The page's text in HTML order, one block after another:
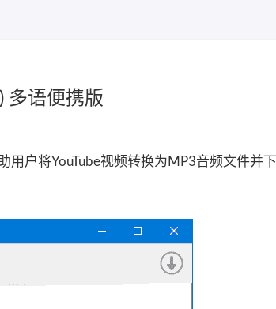
多语便携版
用户将YouTube视频转换为MP3音频文件并下